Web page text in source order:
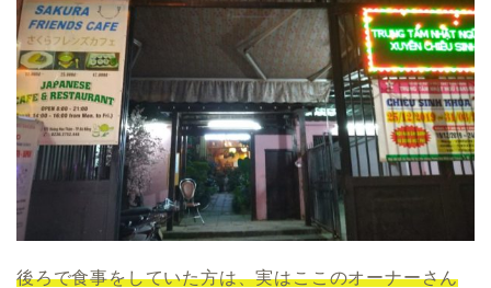
後ろで食事をしていた方は、実はここのオーナーさん